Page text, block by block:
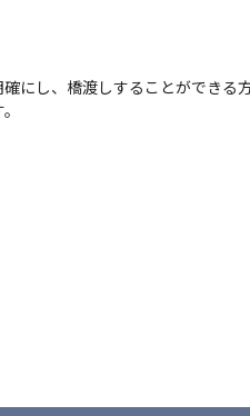
きます。
「自らの意思決定がサービス
にし、橋渡しすることができる